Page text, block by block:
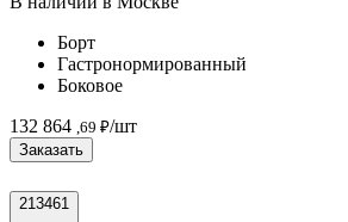
Борт
Гастронормированный
Боковое
132 864 ,69 ₽/шт
Заказать
213461